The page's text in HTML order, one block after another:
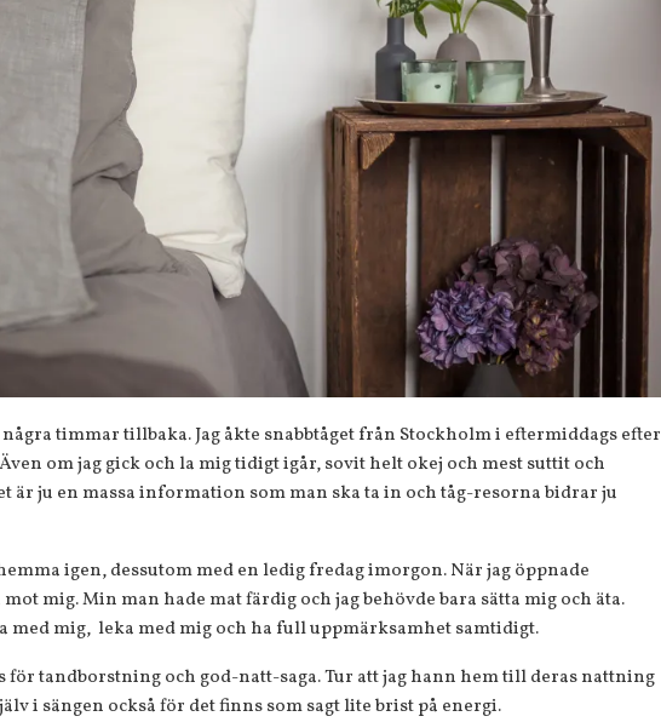
timmar tillbaka. Jag åkte snabbtåget från Stockholm i eftermiddags efter
om jag gick och la mig tidigt igår, sovit helt okej och mest suttit och
är ju en massa information som man ska ta in och tåg-resorna bidrar ju
igen, dessutom med en ledig fredag imorgon. När jag öppnade
mig. Min man hade mat färdig och jag behövde bara sätta mig och äta.
med mig, leka med mig och ha full uppmärksamhet samtidigt.
för tandborstning och god-natt-saga. Tur att jag hann hem till deras nattning
i sängen också för det finns som sagt lite brist på energi.